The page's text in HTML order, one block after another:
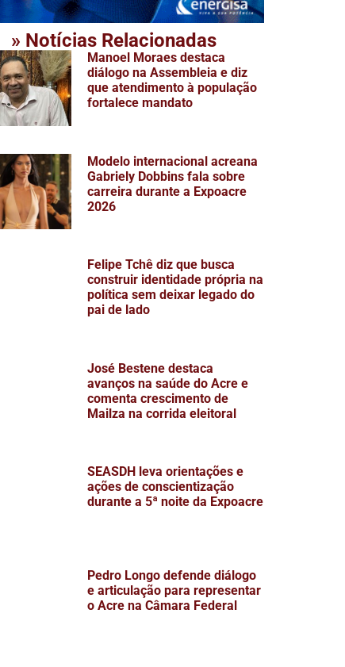
» Notícias Relacionadas
Manoel Moraes destaca
diálogo na Assembleia e diz
que atendimento à população
fortalece mandato
Modelo internacional acreana
Gabriely Dobbins fala sobre
carreira durante a Expoacre
2026
Felipe Tchê diz que busca
construir identidade própria na
política sem deixar legado do
pai de lado
José Bestene destaca
avanços na saúde do Acre e
comenta crescimento de
Mailza na corrida eleitoral
SEASDH leva orientações e
ações de conscientização
durante a 5ª noite da Expoacre
Pedro Longo defende diálogo
e articulação para representar
o Acre na Câmara Federal